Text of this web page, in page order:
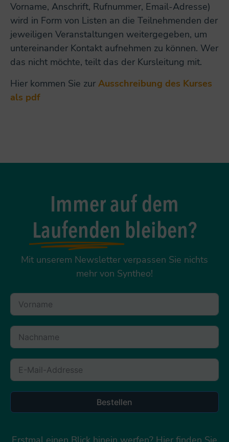
Vorname, Anschrift, Rufnummer, Email-Adresse)
wird in Form von Listen an die Teilnehmenden der
jeweiligen Veranstaltungen weitergegeben, um
untereinander Kontakt aufnehmen zu können. Wer
das nicht möchte, teilt das der Kursleitung mit.
Hier kommen Sie zur Ausschreibung des Kurses
als pdf
Immer auf dem
Laufenden bleiben?
Mit unserem Newsletter verpassen Sie nichts
mehr von Syntheo!
Bestellen